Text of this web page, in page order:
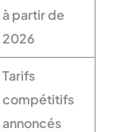
à partir de
2026
Tarifs
compétitifs
annoncés